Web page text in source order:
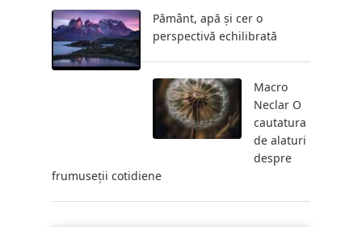
Pământ, apă și cer o
perspectivă echilibrată
Macro
Neclar O
cautatura
de alaturi
despre
frumuseții cotidiene